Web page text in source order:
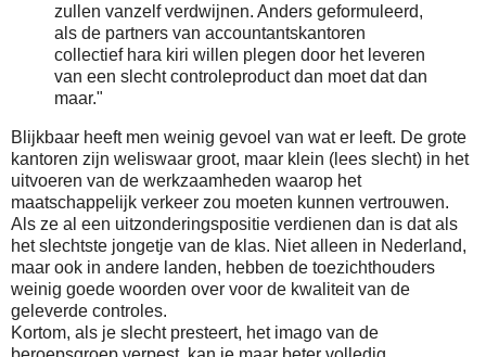
zullen vanzelf verdwijnen. Anders geformuleerd,
als de partners van accountantskantoren
collectief hara kiri willen plegen door het leveren
van een slecht controleproduct dan moet dat dan
maar."
Blijkbaar heeft men weinig gevoel van wat er leeft. De grote
kantoren zijn weliswaar groot, maar klein (lees slecht) in het
uitvoeren van de werkzaamheden waarop het
maatschappelijk verkeer zou moeten kunnen vertrouwen.
Als ze al een uitzonderingspositie verdienen dan is dat als
het slechtste jongetje van de klas. Niet alleen in Nederland,
maar ook in andere landen, hebben de toezichthouders
weinig goede woorden over voor de kwaliteit van de
geleverde controles.
Kortom, als je slecht presteert, het imago van de